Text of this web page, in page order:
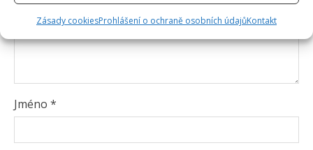
Zásady cookiesProhlášení o ochraně osobních údajůKontakt
Jméno *